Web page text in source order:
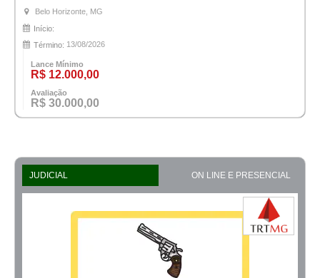
Belo Horizonte, MG
Início:
Término: 13/08/2026
Lance Mínimo
R$ 12.000,00
Avaliação
R$ 30.000,00
JUDICIAL ON LINE E PRESENCIAL